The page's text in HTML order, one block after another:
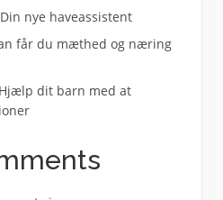
nye haveassistent
får du mæthed og næring
dit barn med at